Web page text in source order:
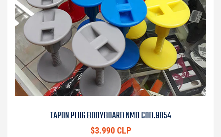
TAPON PLUG BODYBOARD NMD COD.9854
$3.990 CLP